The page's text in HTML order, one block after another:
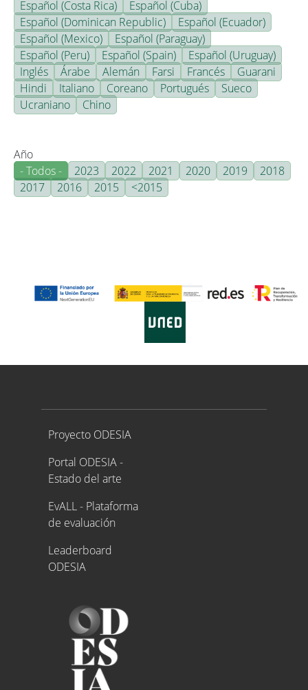
Español (Costa Rica)
Español (Cuba)
Español (Dominican Republic)
Español (Ecuador)
Español (Mexico)
Español (Paraguay)
Español (Peru)
Español (Spain)
Español (Uruguay)
Inglés
Árabe Alemán Farsi Francés
Guarani
Hindi
Italiano Coreano Portugués
Sueco
Ucraniano
Chino
Año
- Todos -
2023 2022 2021 2020 2019
2018
2017
2016 2015 <2015
Proyecto ODESIA
Proyecto ODESIA
Portal ODESIA -
Estado del arte
EvALL - Plataforma
de evaluación
Leaderboard
ODESIA